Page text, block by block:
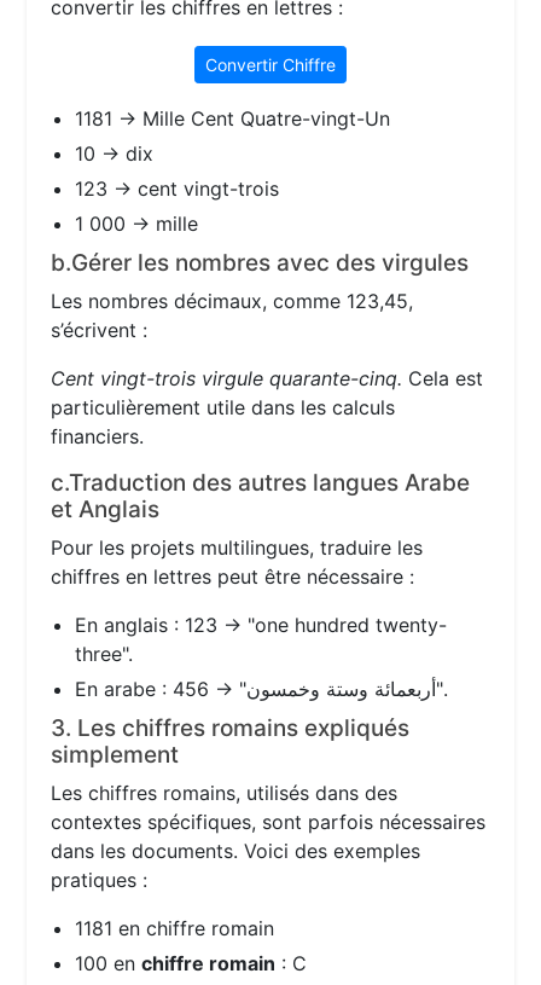
convertir les chiffres en lettres :
Convertir Chiffre
1181 → Mille Cent Quatre-vingt-Un
10 → dix
123 → cent vingt-trois
1 000 → mille
b.Gérer les nombres avec des virgules
Les nombres décimaux, comme 123,45,
s’écrivent :
Cent vingt-trois virgule quarante-cinq. Cela est
particulièrement utile dans les calculs
financiers.
c.Traduction des autres langues Arabe
et Anglais
Pour les projets multilingues, traduire les
chiffres en lettres peut être nécessaire :
En anglais : 123 → "one hundred twenty-
three".
En arabe : 456 → "أربعمائة وستة وخمسون".
3. Les chiffres romains expliqués
simplement
Les chiffres romains, utilisés dans des
contextes spécifiques, sont parfois nécessaires
dans les documents. Voici des exemples
pratiques :
1181 en chiffre romain
100 enchiffre romain : C